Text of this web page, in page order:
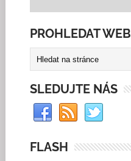
PROHLEDAT WEB
SLEDUJTE NÁS
FLASH